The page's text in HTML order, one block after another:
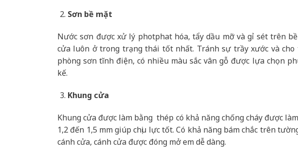
Sơn bề mặt
Nước sơn được xử lý photphat hóa, tẩy dầu mỡ và gỉ sét trên
cửa luôn ở trong trạng thái tốt nhất. Tránh sự trầy xước và
phòng sơn tĩnh điện, có nhiều màu sắc vân gỗ được lựa chọn
kế.
Khung cửa
Khung cửa được làm bằng thép có khả năng chống cháy được
1,2 đến 1,5 mm giúp chịu lực tốt. Có khả năng bám chắc trên
cánh cửa, cánh cửa được đóng mở em dễ dàng.